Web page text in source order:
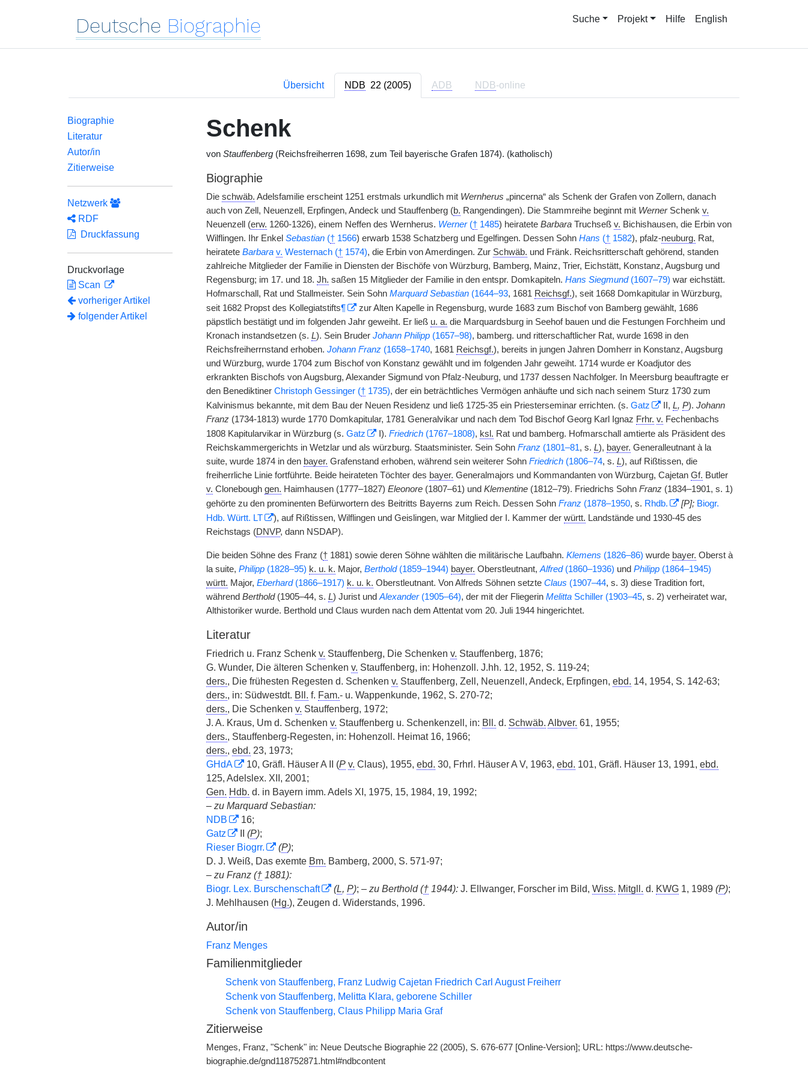
Deutsche Biographie Suche Projekt Hilfe English
Übersicht NDB 22 (2005) ADB NDB-online
Biographie
Literatur
Autor/in
Zitierweise
Netzwerk
RDF
Druckfassung
Druckvorlage
Scan
vorheriger Artikel
folgender Artikel
Schenk
von Stauffenberg(Reichsfreiherren 1698, zum Teil bayerische Grafen 1874). (katholisch)
Biographie
Die schwäb. Adelsfamilie erscheint 1251 erstmals urkundlich mit Wernherus „pincerna“ als Schenk der Grafen von Zollern, danach
auch von Zell, Neuenzell, Erpfingen, Andeck und Stauffenberg (b. Rangendingen). Die Stammreihe beginnt mit WernerSchenk v.
Neuenzell (erw. 1260-1326), einem Neffen des Wernherus. Werner(†1485) heiratete BarbaraTruchseß v. Bichishausen, die Erbin von
Wilflingen. Ihr Enkel Sebastian(†1566) erwarb 1538 Schatzberg und Egelfingen. Dessen Sohn Hans (†1582), pfalz-neuburg. Rat,
heiratete Barbara v. Westernach (†1574), die Erbin von Amerdingen. Zur Schwäb. und Fränk. Reichsritterschaft gehörend, standen
zahlreiche Mitglieder der Familie in Diensten der Bischöfe von Würzburg, Bamberg, Mainz, Trier, Eichstätt, Konstanz, Augsburg und
Regensburg; im 17. und 18. Jh. saßen 15 Mitglieder der Familie in den entspr. Domkapiteln. Hans Siegmund(1607–79) war eichstätt.
Hofmarschall, Rat und Stallmeister. Sein Sohn Marquard Sebastian(1644–93, 1681 Reichsgf.), seit 1668 Domkapitular in Würzburg,
seit 1682 Propst des Kollegiatstifts¶
zur Alten Kapelle in Regensburg, wurde 1683 zum Bischof von Bamberg gewählt, 1686
päpstlich bestätigt und im folgenden Jahr geweiht. Er ließ u. a. die Marquardsburg in Seehof bauen und die Festungen Forchheim und
Kronach instandsetzen (s. L). Sein Bruder Johann Philipp(1657–98), bamberg. und ritterschaftlicher Rat, wurde 1698 in den
Reichsfreiherrnstand erhoben. Johann Franz(1658–1740, 1681 Reichsgf.), bereits in jungen Jahren Domherr in Konstanz, Augsburg
und Würzburg, wurde 1704 zum Bischof von Konstanz gewählt und im folgenden Jahr geweiht. 1714 wurde er Koadjutor des
erkrankten Bischofs von Augsburg, Alexander Sigmund von Pfalz-Neuburg, und 1737 dessen Nachfolger. In Meersburg beauftragte er
den Benediktiner Christoph Gessinger (†1735), der ein beträchtliches Vermögen anhäufte und sich nach seinem Sturz 1730 zum
Kalvinismus bekannte, mit dem Bau der Neuen Residenz und ließ 1725-35 ein Priesterseminar errichten. (s. Gatz II, L, P). Johann
Franz(1734-1813) wurde 1770 Domkapitular, 1781 Generalvikar und nach dem Tod Bischof Georg Karl Ignaz Frhr. v. Fechenbachs
1808 Kapitularvikar in Würzburg (s. Gatz I). Friedrich(1767–1808), ksl. Rat und bamberg. Hofmarschall amtierte als Präsident des
Reichskammergerichts in Wetzlar und als würzburg. Staatsminister. Sein Sohn Franz(1801–81, s. L), bayer. Generalleutnant à la
suite, wurde 1874 in den bayer. Grafenstand erhoben, während sein weiterer Sohn Friedrich(1806–74, s. L), auf Rißtissen, die
freiherrliche Linie fortführte. Beide heirateten Töchter des bayer. Generalmajors und Kommandanten von Würzburg, Cajetan Gf. Butler
v. Clonebough gen. Haimhausen (1777–1827) Eleonore(1807–61) und Klementine(1812–79). Friedrichs Sohn Franz(1834–1901, s. 1)
gehörte zu den prominenten Befürwortern des Beitritts Bayerns zum Reich. Dessen Sohn Franz(1878–1950, s. Rhdb. [P]; Biogr.
Hdb. Württ. LT
), auf Rißtissen, Wilflingen und Geislingen, war Mitglied der I. Kammer der württ. Landstände und 1930-45 des
Reichstags (DNVP, dann NSDAP).
Die beiden Söhne des Franz (†1881) sowie deren Söhne wählten die militärische Laufbahn. Klemens (1826–86) wurde bayer. Oberst à
la suite, Philipp(1828–95) k. u. k. Major, Berthold(1859–1944) bayer. Oberstleutnant, Alfred(1860–1936) und Philipp(1864–1945)
württ. Major, Eberhard(1866–1917) k. u. k. Oberstleutnant. Von Alfreds Söhnen setzte Claus (1907–44, s. 3) diese Tradition fort,
während Berthold(1905–44, s. L) Jurist und Alexander(1905–64), der mit der Fliegerin MelittaSchiller (1903–45, s. 2) verheiratet war,
Althistoriker wurde. Berthold und Claus wurden nach dem Attentat vom 20. Juli 1944 hingerichtet.
Literatur
Friedrich u. Franz Schenk v. Stauffenberg, Die Schenken v. Stauffenberg, 1876;
G. Wunder, Die älteren Schenken v. Stauffenberg, in: Hohenzoll. J.hh. 12, 1952, S. 119-24;
ders., Die frühesten Regesten d. Schenken v. Stauffenberg, Zell, Neuenzell, Andeck, Erpfingen, ebd. 14, 1954, S. 142-63;
ders., in: Südwestdt. Bll. f. Fam.- u. Wappenkunde, 1962, S. 270-72;
ders., Die Schenken v. Stauffenberg, 1972;
J. A. Kraus, Um d. Schenken v. Stauffenberg u. Schenkenzell, in: Bll. d. Schwäb. Albver. 61, 1955;
ders., Stauffenberg-Regesten, in: Hohenzoll. Heimat 16, 1966;
ders., ebd. 23, 1973;
GHdA
10, Gräfl. Häuser A II (P v. Claus), 1955, ebd. 30, Frhrl. Häuser A V, 1963, ebd. 101, Gräfl. Häuser 13, 1991, ebd.
125, Adelslex. XII, 2001;
Gen. Hdb. d. in Bayern imm. Adels XI, 1975, 15, 1984, 19, 1992;
– zu Marquard Sebastian:
NDB
16;
Gatz
II (P);
Rieser Biogrr.
(P);
D. J. Weiß, Das exemte Bm. Bamberg, 2000, S. 571-97;
– zu Franz (†1881):
Biogr. Lex. Burschenschaft
(L, P); – zu Berthold (†1944):J. Ellwanger, Forscher im Bild, Wiss. Mitgll. d. KWG1, 1989 (P);
J. Mehlhausen (Hg.), Zeugen d. Widerstands, 1996.
Autor/in
Franz Menges
Familienmitglieder
Schenk von Stauffenberg, Franz Ludwig Cajetan Friedrich Carl August Freiherr
Schenk von Stauffenberg, Melitta Klara, geborene Schiller
Schenk von Stauffenberg, Claus Philipp Maria Graf
Zitierweise
Menges, Franz, "Schenk" in: Neue Deutsche Biographie 22 (2005), S. 676-677 [Online-Version]; URL: https://www.deutsche-
biographie.de/gnd118752871.html#ndbcontent